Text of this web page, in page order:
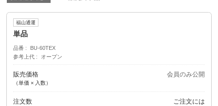
福山通運
単品
品番
BU-60TEX
参考上代
オープン
販売価格
（単価 × 入数）
会員のみ公開
注文数
ご注文には